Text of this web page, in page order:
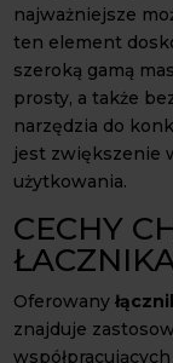
najważniejsze
ten element
szeroką gamą
prosty, a także
narzędzia do
jest zwiększenie
użytkowania.
CECHY
Oferowany
znajduje